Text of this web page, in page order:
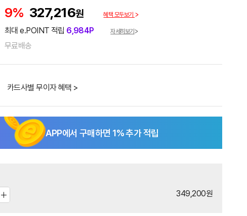
9% 327,216원 혜택 모두보기
최대 e.POINT 적립 6,984P 자세히보기
무료배송
카드사별 무이자 혜택 >
APP에서 구매하면 1% 추가 적립
349,200원